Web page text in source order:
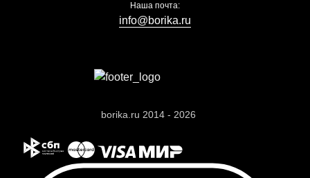
borika.ru 2014 - 2026
Наша почта:
info@borika.ru